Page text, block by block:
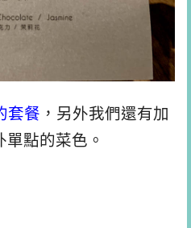
套餐 ，另外我們還有加
點的菜色。